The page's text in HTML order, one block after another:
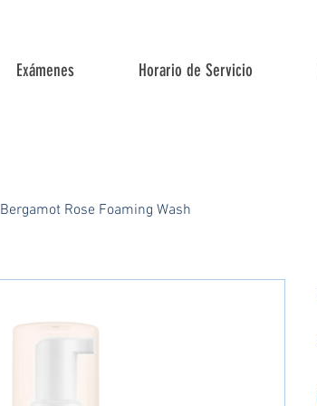
Exámenes Horario de Servicio
Bergamot Rose Foaming Wash